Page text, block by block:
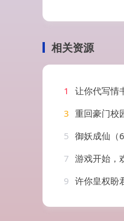
相关资源
1 让你代写情书，你
3 重回豪门校园，率
5 御妖成仙（
7 游戏开始，欢迎来
9 许你皇权盼